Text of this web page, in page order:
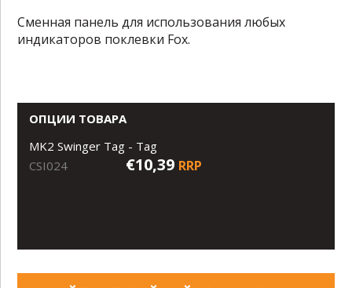
Сменная панель для использования любых
индикаторов поклевки Fox.
ОПЦИИ ТОВАРА
MK2 Swinger Tag - Tag
CSI024
€10,39 RRP